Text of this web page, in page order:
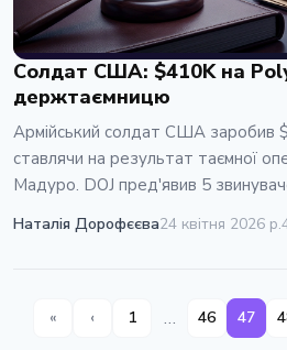
Солдат США: $410K на
держтаємницю
Армійський солдат США заробив
ставлячи на результат таємної
Мадуро. DOJ пред'явив 5
Наталія Дорофєєва24 квітня 2026 р.
« ‹ 1 … 46 47